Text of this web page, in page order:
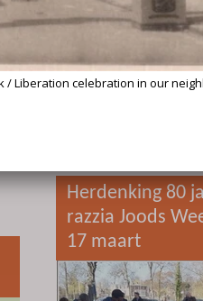
04.04.2025: Op 26 maart
adressen
herdenkingssteentjes
huizen waarvan
Herdenking 80
razzia Joods
17 maart